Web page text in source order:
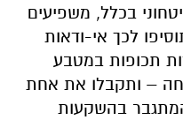
בכלל, משפיעים
לכך אי-ודאות
תכופות במטבע
– ותקבלו את אחת
בהשקעות